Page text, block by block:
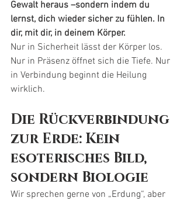
Gewalt heraus –sondern indem du
lernst, dich wieder sicher zu fühlen. In
dir, mit dir, in deinem Körper.
Nur in Sicherheit lässt der Körper los.
Nur in Präsenz öffnet sich die Tiefe. Nur
in Verbindung beginnt die Heilung
wirklich.
Die Rückverbindung
zur Erde: Kein
esoterisches Bild,
sondern Biologie
Wir sprechen gerne von „Erdung“, aber